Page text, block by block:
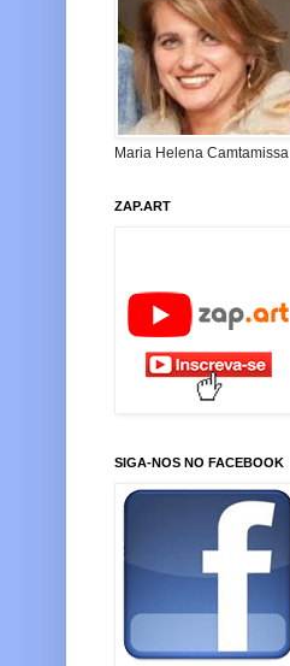
Maria Helena Camtamissa
ZAP.ART
SIGA-NOS NO FACEBOOK